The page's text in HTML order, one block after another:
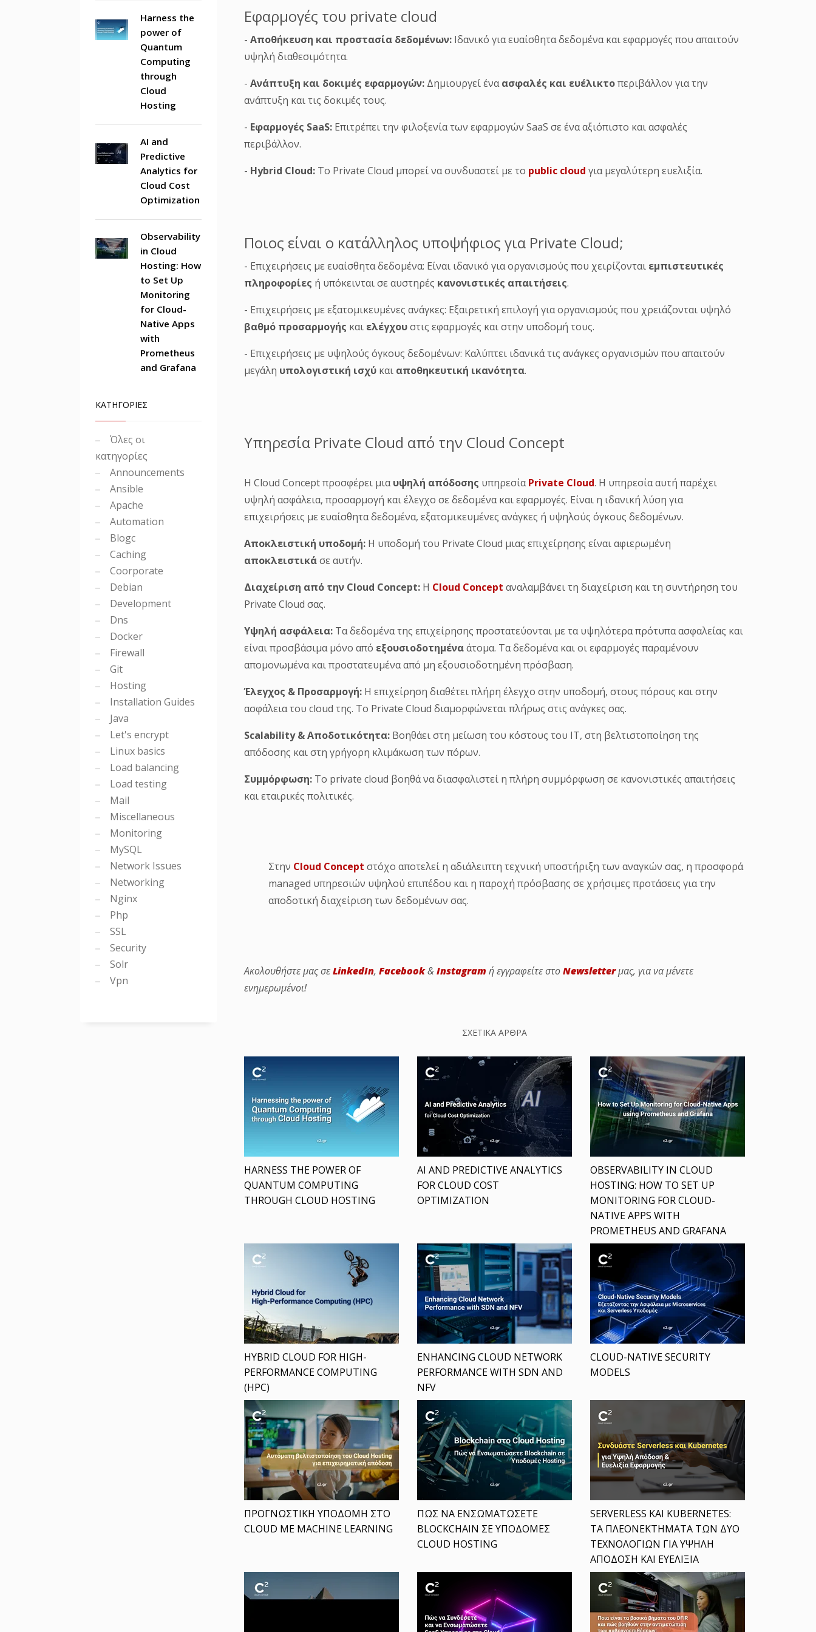
Εφαρμογές του private cloud
- Αποθήκευση και προστασία δεδομένων: Ιδανικό για ευαίσθητα δεδομένα και εφαρμογές που απαιτούν
υψηλή διαθεσιμότητα.
- Ανάπτυξη και δοκιμές εφαρμογών: Δημιουργεί έναασφαλές και ευέλικτοπεριβάλλον για την
ανάπτυξη και τις δοκιμές τους.
- Εφαρμογές SaaS: Επιτρέπει την φιλοξενία των εφαρμογών SaaS σε ένα αξιόπιστο και ασφαλές
περιβάλλον.
- Hybrid Cloud: Το Private Cloud μπορεί να συνδυαστεί με το public cloud για μεγαλύτερη ευελιξία.
Ποιος είναι ο κατάλληλος υποψήφιος για Private Cloud;
- Επιχειρήσεις με ευαίσθητα δεδομένα: Είναι ιδανικό για οργανισμούς που χειρίζονται εμπιστευτικές
πληροφορίες ή υπόκεινται σε αυστηρές κανονιστικές απαιτήσεις.
- Επιχειρήσεις με εξατομικευμένες ανάγκες: Εξαιρετική επιλογή για οργανισμούς που χρειάζονται υψηλό
βαθμό προσαρμογής και ελέγχουστις εφαρμογές και στην υποδομή τους.
- Επιχειρήσεις με υψηλούς όγκους δεδομένων: Καλύπτει ιδανικά τις ανάγκες οργανισμών που απαιτούν
μεγάλη υπολογιστική ισχύ και αποθηκευτική ικανότητα.
Υπηρεσία Private Cloud από την Cloud Concept
Η Cloud Concept προσφέρει μιαυψηλή απόδοσης υπηρεσίαPrivate Cloud. Η υπηρεσία αυτή παρέχει
υψηλή ασφάλεια, προσαρμογή και έλεγχο σε δεδομένα και εφαρμογές. Είναι η ιδανική λύση για
επιχειρήσεις με ευαίσθητα δεδομένα, εξατομικευμένες ανάγκες ή υψηλούς όγκους δεδομένων.
Αποκλειστική υποδομή: Η υποδομή του Private Cloud μιας επιχείρησης είναι αφιερωμένη
αποκλειστικάσε αυτήν.
Διαχείριση από την Cloud Concept: Η Cloud Concept αναλαμβάνει τη διαχείριση και τη συντήρηση του
Private Cloud σας.
Υψηλή ασφάλεια: Τα δεδομένα της επιχείρησης προστατεύονται με τα υψηλότερα πρότυπα ασφαλείας και
είναι προσβάσιμα μόνο από εξουσιοδοτημέναάτομα. Τα δεδομένα και οι εφαρμογές παραμένουν
απομονωμένα και προστατευμένα από μη εξουσιοδοτημένη πρόσβαση.
Έλεγχος & Προσαρμογή: Η επιχείρηση διαθέτει πλήρη έλεγχο στην υποδομή, στους πόρους και στην
ασφάλεια του cloud της. Το Private Cloud διαμορφώνεται πλήρως στις ανάγκες σας.
Scalability & Αποδοτικότητα: Βοηθάει στη μείωση του κόστους του IT, στη βελτιστοποίηση της
απόδοσης και στη γρήγορη κλιμάκωση των πόρων.
Συμμόρφωση: Το private cloud βοηθά να διασφαλιστεί η πλήρη συμμόρφωση σε κανονιστικές απαιτήσεις
και εταιρικές πολιτικές.
Στην Cloud Concept στόχο αποτελεί η αδιάλειπτη τεχνική υποστήριξη των αναγκών σας, η προσφορά
managed υπηρεσιών υψηλού επιπέδου και η παροχή πρόσβασης σε χρήσιμες προτάσεις για την
αποδοτική διαχείριση των δεδομένων σας.
Ακολουθήστε μας σεLinkedIn, Facebook& Instagram ή εγγραφείτε στοNewsletterμας, για να μένετε
ενημερωμένοι!
ΣΧΕΤΙΚΑ ΑΡΘΡΑ
HARNESS THE POWER OF
QUANTUM COMPUTING
THROUGH CLOUD HOSTING
AI AND PREDICTIVE ANALYTICS
FOR CLOUD COST
OPTIMIZATION
OBSERVABILITY IN CLOUD
HOSTING: HOW TO SET UP
MONITORING FOR CLOUD-
NATIVE APPS WITH
PROMETHEUS AND GRAFANA
HYBRID CLOUD FOR HIGH-
PERFORMANCE COMPUTING
(HPC)
ENHANCING CLOUD NETWORK
PERFORMANCE WITH SDN AND
NFV
CLOUD-NATIVE SECURITY
MODELS
ΠΡΟΓΝΩΣΤΙΚΗ ΥΠΟΔΟΜΗ ΣΤΟ
CLOUD ΜΕ MACHINE LEARNING
ΠΩΣ ΝΑ ΕΝΣΩΜΑΤΩΣΕΤΕ
BLOCKCHAIN ΣΕ ΥΠΟΔΟΜΕΣ
CLOUD HOSTING
SERVERLESS ΚΑΙ KUBERNETES:
ΤΑ ΠΛΕΟΝΕΚΤΗΜΑΤΑ ΤΩΝ ΔΥΟ
ΤΕΧΝΟΛΟΓΙΩΝ ΓΙΑ ΥΨΗΛΗ
ΑΠΟΔΟΣΗ ΚΑΙ ΕΥΕΛΙΞΙΑ
Harness the
power of
Quantum
Computing
through
Cloud
Hosting
AI and
Predictive
Analytics for
Cloud Cost
Optimization
Observability
in Cloud
Hosting: How
to Set Up
Monitoring
for Cloud-
Native Apps
with
Prometheus
and Grafana
ΚΑΤΗΓΟΡΙΕΣ
Όλες οι
κατηγορίες
Announcements
Ansible
Apache
Automation
Blogc
Caching
Coorporate
Debian
Development
Dns
Docker
Firewall
Git
Hosting
Installation Guides
Java
Let's encrypt
Linux basics
Load balancing
Load testing
Mail
Miscellaneous
Monitoring
MySQL
Network Issues
Networking
Nginx
Php
SSL
Security
Solr
Vpn